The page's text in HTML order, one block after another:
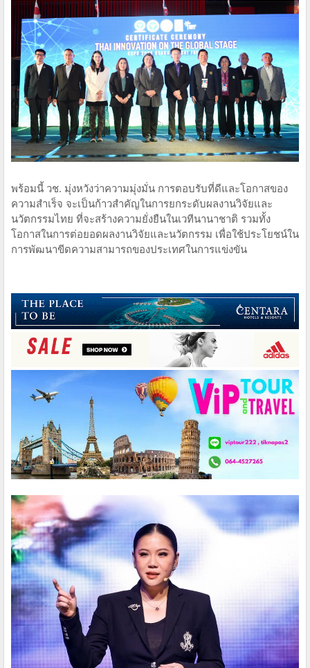
พร้อมนี้ วช. มุ่งหวังว่าความมุ่งมั่น การตอบรับที่ดีและโอกาสของ
ความสำเร็จ จะเป็นก้าวสำคัญในการยกระดับผลงานวิจัยและ
นวัตกรรมไทย ที่จะสร้างความยั่งยืนในเวทีนานาชาติ รวมทั้ง
โอกาสในการต่อยอดผลงานวิจัยและนวัตกรรม เพื่อใช้ประโยชน์ใน
การพัฒนาขีดความสามารถของประเทศในการแข่งขัน